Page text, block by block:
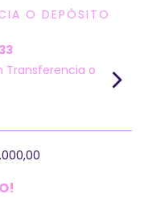
O DEPÓSITO
Transferencia o